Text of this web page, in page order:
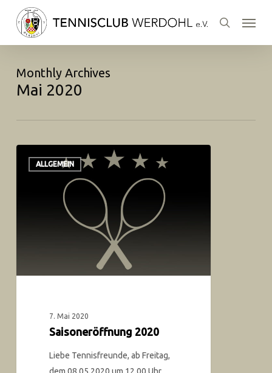
search
Menu
Monthly Archives
Mai 2020
ALLGEMEIN
7. Mai 2020
Saisoneröffnung 2020
Liebe Tennisfreunde, ab Freitag,